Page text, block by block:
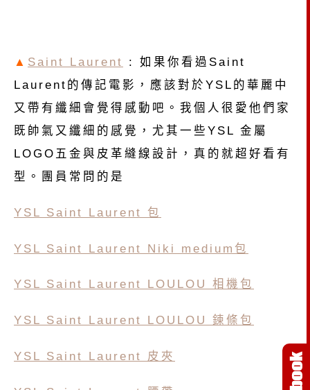
▲ Saint Laurent
: 如果你看過Saint
Laurent的傳記電影，應該對於YSL的華麗中
又帶有纖細會覺得感動吧。我個人很愛他們家
既帥氣又纖細的感覺，尤其一些YSL 金屬
LOGO五金與皮革縫線設計，真的就超好看有
型。團員常問的是
YSL Saint Laurent 包
YSL Saint Laurent Niki medium包
YSL Saint Laurent LOULOU 相機包
YSL Saint Laurent LOULOU 鍊條包
YSL Saint Laurent 皮夾